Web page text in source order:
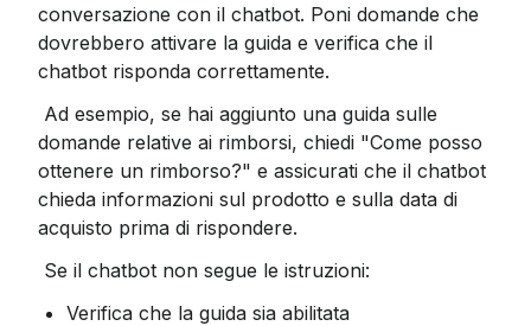
conversazione con il chatbot. Poni domande che
dovrebbero attivare la guida e verifica che il
chatbot risponda correttamente.
domande relative ai rimborsi, chiedi "Come posso
ottenere un rimborso?" e ​​assicurati che il chatbot
chieda informazioni sul prodotto e sulla data di
acquisto prima di rispondere.
Se il chatbot non segue le istruzioni:
Verifica che la guida sia abilitata